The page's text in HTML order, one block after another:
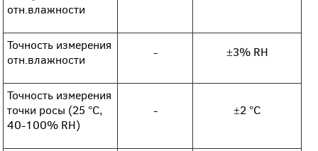
отн.влажности
Точность измерения
отн.влажности
- ±3% RH
Точность измерения
точки росы (25 °С,
40-100% RH)
- ±2 °С